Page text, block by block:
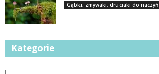
Gąbki, zmywaki, druciaki do naczyń
Kategorie
Kategorie